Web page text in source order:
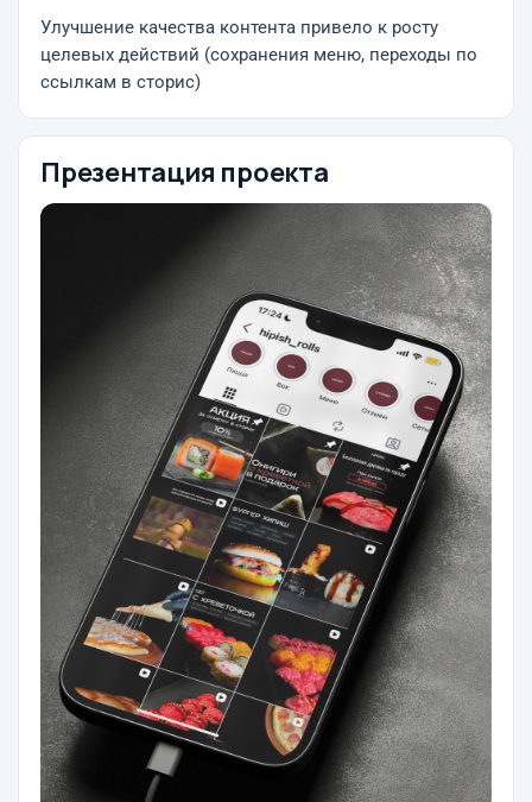
Улучшение качества контента привело к росту
целевых действий (сохранения меню, переходы по
ссылкам в сторис)
Презентация проекта